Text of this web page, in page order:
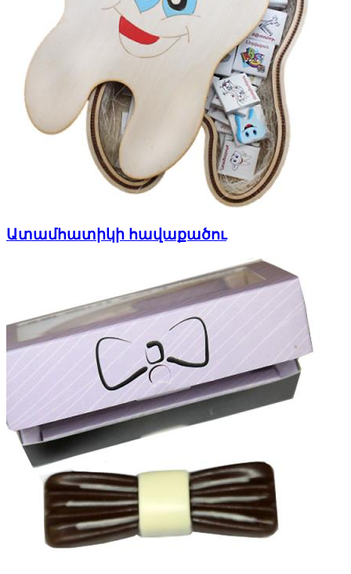
Ատամհատիկի հավաքածու